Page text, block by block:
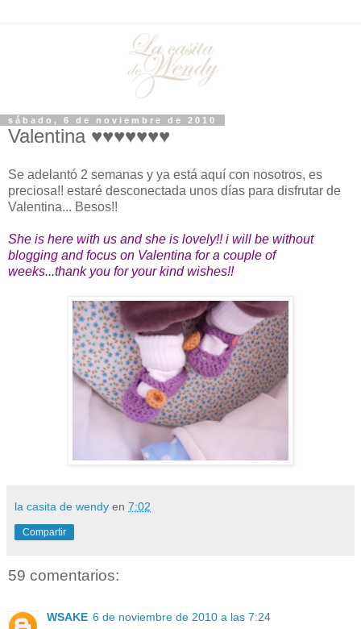
sábado, 6 de noviembre de 2010
Valentina ♥♥♥♥♥♥♥
Se adelantó 2 semanas y ya está aquí con nosotros, es
preciosa!! estaré desconectada unos días para disfrutar de
Valentina... Besos!!
She is here with us and she is lovely!! i will be without
blogging and focus on Valentina for a couple of
weeks...thank you for your kind wishes!!
la casita de wendy en 7:02
Compartir
59 comentarios:
WSAKE 6 de noviembre de 2010 a las 7:24